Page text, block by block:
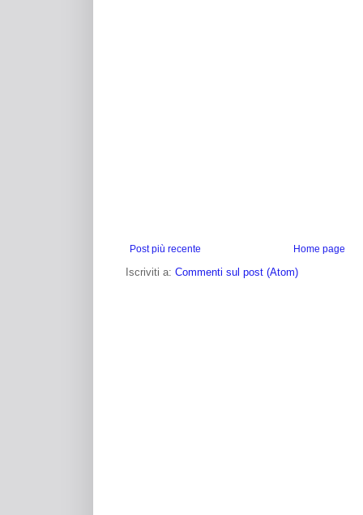
Post più recente Home page
Iscriviti a: Commenti sul post (Atom)